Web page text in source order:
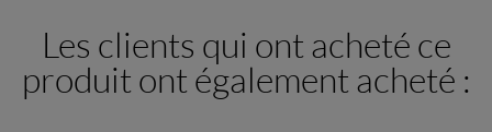
Les clients qui ont acheté ce
produit ont également acheté :